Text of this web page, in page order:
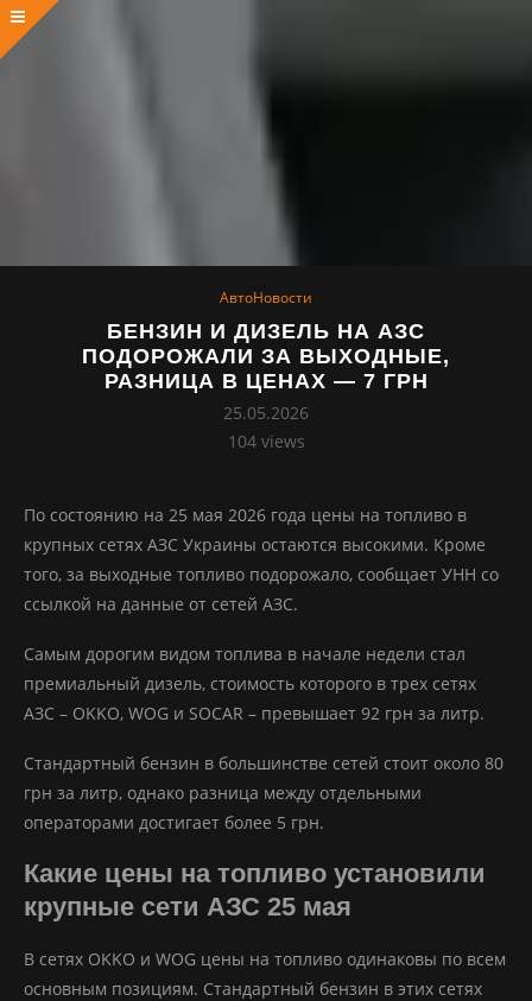
АвтоНовости
БЕНЗИН И ДИЗЕЛЬ НА АЗС
ПОДОРОЖАЛИ ЗА ВЫХОДНЫЕ,
РАЗНИЦА В ЦЕНАХ — 7 ГРН
25.05.2026
104views
По состоянию на 25 мая 2026 года цены на топливо в
крупных сетях АЗС Украины остаются высокими. Кроме
того, за выходные топливо подорожало, сообщает УНН со
ссылкой на данные от сетей АЗС.
Самым дорогим видом топлива в начале недели стал
премиальный дизель, стоимость которого в трех сетях
АЗС – OKKO, WOG и SOCAR – превышает 92 грн за литр.
Стандартный бензин в большинстве сетей стоит около 80
грн за литр, однако разница между отдельными
операторами достигает более 5 грн.
Какие цены на топливо установили
крупные сети АЗС 25 мая
В сетях OKKO и WOG цены на топливо одинаковы по всем
основным позициям. Стандартный бензин в этих сетях